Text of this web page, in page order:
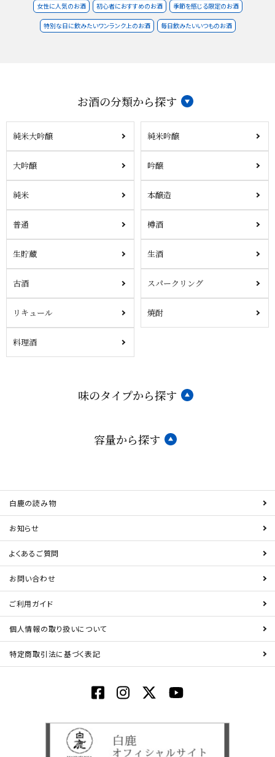
女性に人気のお酒 初心者におすすめのお酒 季節を感じる限定のお酒
特別な日に飲みたいワンランク上のお酒 毎日飲みたいいつものお酒
お酒の分類から探す
純米大吟醸 純米吟醸
大吟醸 吟醸
純米 本醸造
普通 樽酒
生貯蔵 生酒
古酒 スパークリング
リキュール 焼酎
料理酒
味のタイプから探す
容量から探す
白鹿の読み物
お知らせ
よくあるご質問
お問い合わせ
ご利用ガイド
個人情報の取り扱いについて
特定商取引法に基づく表記